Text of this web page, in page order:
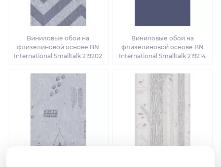
Виниловые обои на
флизелиновой основе BN
International Smalltalk 219202
Виниловые обои на
флизелиновой основе BN
International Smalltalk 219214